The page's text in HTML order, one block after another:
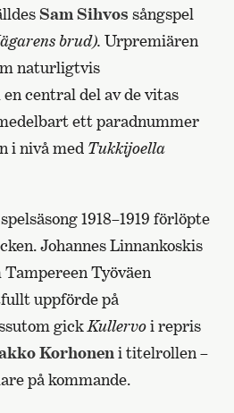
Sam Sihvos sångspel
brud). Urpremiären
naturligtvis
central del av de vitas
ett paradnummer
i nivå med Tukkijoella
1918–1919 förlöpte
Johannes Linnankoskis
Työväen
uppförde på
gickKullervoi repris
Korhoneni titelrollen –
på kommande.